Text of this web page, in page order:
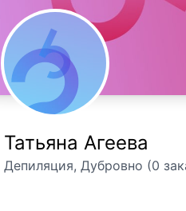
Татьяна Агеева
Депиляция, Дубровно (0